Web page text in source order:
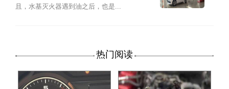
且，水基灭火器遇到油之后，也是...
热门阅读